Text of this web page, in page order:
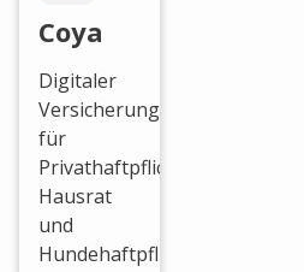
Coya
Digitaler
Versicherungsanbieter
für
Privathaftpflicht,
Hausrat
und
Hundehaftpflicht.